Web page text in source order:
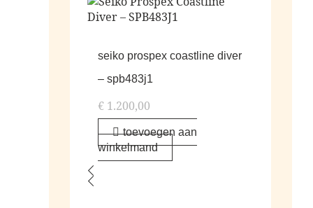
seiko prospex coastline diver
– spb483j1
€ 1.200,00
toevoegen aan
winkelmand